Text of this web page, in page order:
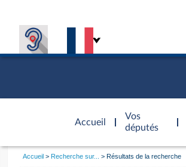
Accueil
d'accueil
Vos
députés
Vous
Accueil Recherche sur... Résultats de la recherche